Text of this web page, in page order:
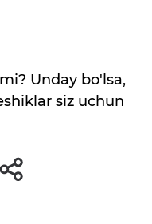
Unday bo'lsa,
siz uchun